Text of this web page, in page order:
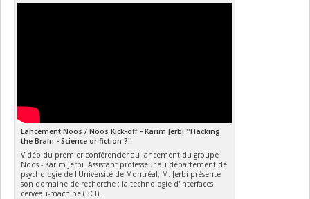
Lancement Noös / Noös Kick-off - Karim Jerbi ''Hacking
the Brain - Science or fiction ?''
Vidéo du premier conférencier au lancement du groupe
Noös - Karim Jerbi. Assistant professeur au département de
psychologie de l'Université de Montréal, M. Jerbi présente
son domaine de recherche : la technologie d'interfaces
cerveau-machine (BCI).